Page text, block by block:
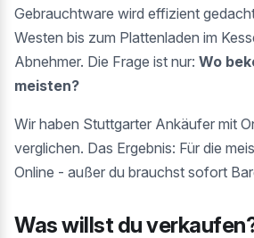
Gebrauchtware wird effizient
Westen bis zum Plattenladen im
Abnehmer. Die Frage ist nur: Wo
meisten?
Wir haben Stuttgarter Ankäufer mit
verglichen. Das Ergebnis: Für die
Online - außer du brauchst sofort
Was willst du